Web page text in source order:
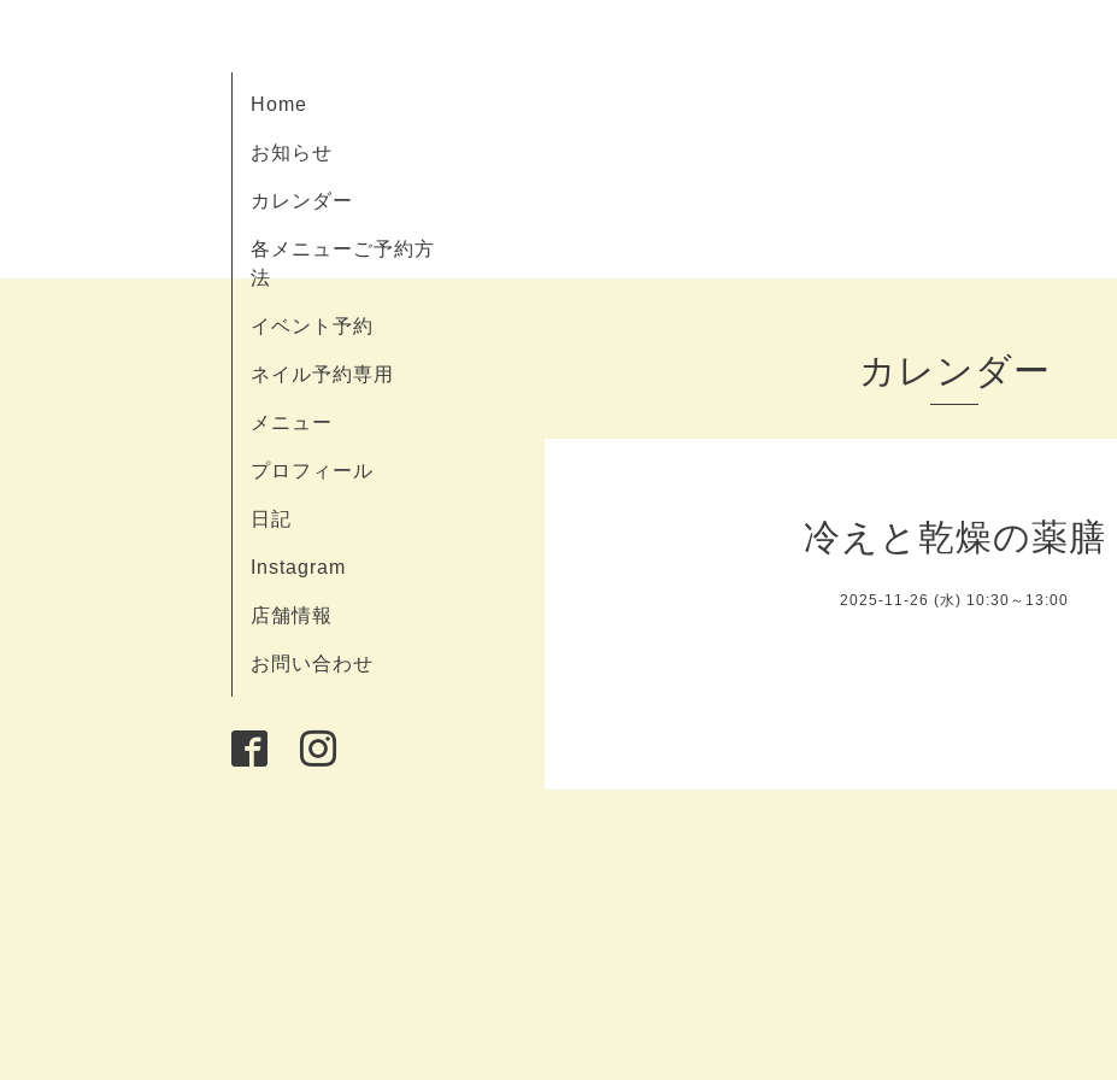
Home
お知らせ
カレンダー
各メニューご予約方
法
イベント予約
ネイル予約専用
メニュー
プロフィール
日記
Instagram
店舗情報
お問い合わせ
カレンダー
冷えと乾燥の薬膳
2025-11-26 (水) 10:30～13:00